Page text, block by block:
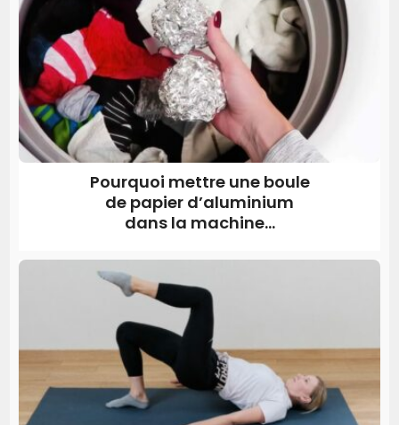
Pourquoi mettre une boule
de papier d’aluminium
dans la machine...